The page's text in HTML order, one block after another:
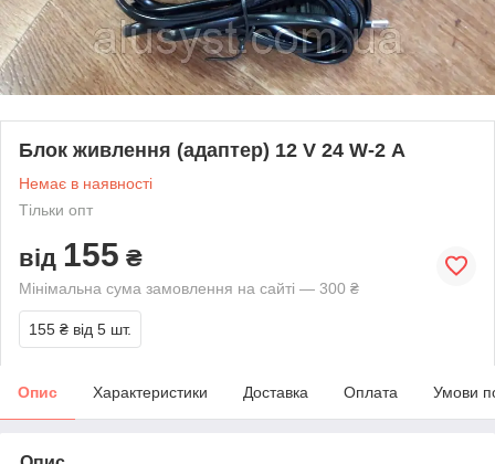
Блок живлення (адаптер) 12 V 24 W-2 А
Немає в наявності
Тільки опт
від 155 ₴
Мінімальна сума замовлення на сайті — 300 ₴
155 ₴ від 5 шт.
Опис Характеристики Доставка Оплата Умови